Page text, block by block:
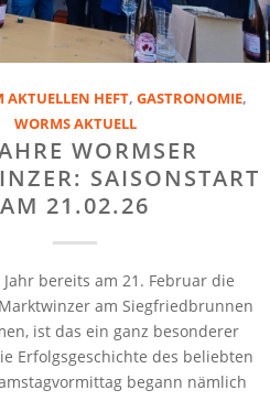
AKTUELLEN HEFT,GASTRONOMIE,
WORMS AKTUELL
WORMSER
SAISONSTART
AM 21.02.26
bereits am 21. Februar die
am Siegfriedbrunnen
ist das ein ganz besonderer
Erfolgsgeschichte des beliebten
begann nämlich